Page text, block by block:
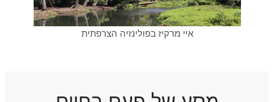
איי מרקיז בפולינזיה הצרפתית